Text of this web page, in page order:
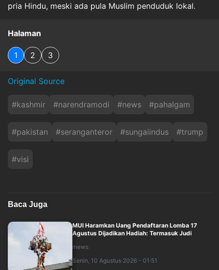
pria Hindu, meski ada pula Muslim penduduk lokal.
Halaman
1 2 3
Original Source
#kashmir #narendramodi #news #pahalgam
#pakistan #seranganteror #sungaiindus #trump
#visi
Baca Juga
MUI Haramkan Uang Pendaftaran Lomba 17
Agustus Dijadikan Hadiah: Termasuk Judi
inews
Senin, 10 Agustus 2026 - 01:51